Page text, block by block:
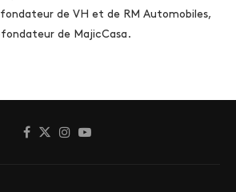
de VH et de RM Automobiles,
de MajicCasa.